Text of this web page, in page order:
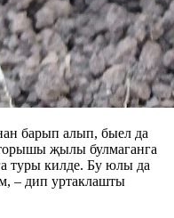
барып алып, быел да
җылы булмаганга
туры килде. Бу юлы да
– дип уртаклашты